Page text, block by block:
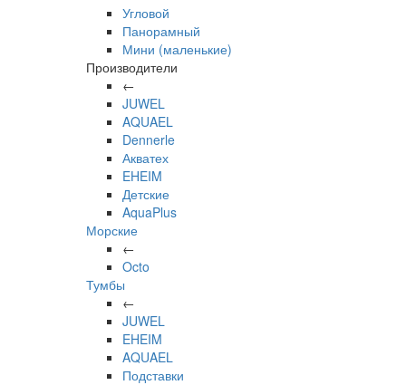
Угловой
Панорамный
Мини (маленькие)
Производители
←
JUWEL
AQUAEL
Dennerle
Акватех
EHEIM
Детские
AquaPlus
Морские
←
Octo
Тумбы
←
JUWEL
EHEIM
AQUAEL
Подставки